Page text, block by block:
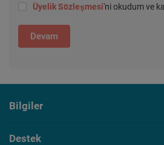
Üyelik Sözleşmesi'ni okudum ve
Devam
Bilgiler
Destek